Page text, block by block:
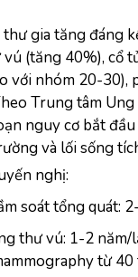
gia tăng đáng
(tăng 40%), cổ
với nhóm 20-30),
Trung tâm Ung
nguy cơ bắt
và lối sống
nghị:
soát tổng quát:
thư vú: 1-2 năm/
từ 40